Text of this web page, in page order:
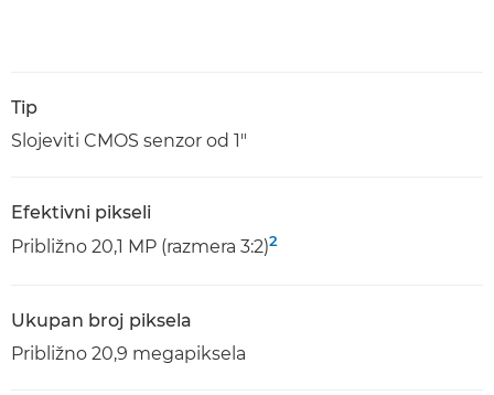
Tip
Slojeviti CMOS senzor od 1"
Efektivni pikseli
Približno 20,1 MP (razmera 3:2)2
Ukupan broj piksela
Približno 20,9 megapiksela